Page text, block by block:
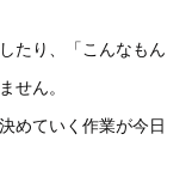
たり、「こんなもん
せん。
めていく作業が今日